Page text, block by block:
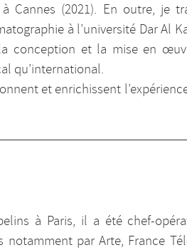
Cannes (2021). En outre, je
à l’université Dar Al
conception et la mise en
qu’international.
et enrichissent
à Paris, il a été chef-
par Arte, France